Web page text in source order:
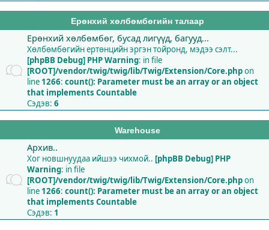
Ерөнхий хөлбөмбөгийн талаар
Ерөнхий хөлбөмбөг, бусад лигүүд, багууд...
Хөлбөмбөгийн ертөнцийн эргэн тойронд, мэдээ сэлт...
[phpBB Debug] PHP Warning: in file
[ROOT]/vendor/twig/twig/lib/Twig/Extension/Core.phpon
line 1266: count(): Parameter must be an array or an object
that implements Countable
Сэдэв: 6
Warehouse
Архив..
Хог новшнуудаа ийшээ чихмой.. [phpBB Debug] PHP
Warning: in file
[ROOT]/vendor/twig/twig/lib/Twig/Extension/Core.phpon
line 1266: count(): Parameter must be an array or an object
that implements Countable
Сэдэв: 1